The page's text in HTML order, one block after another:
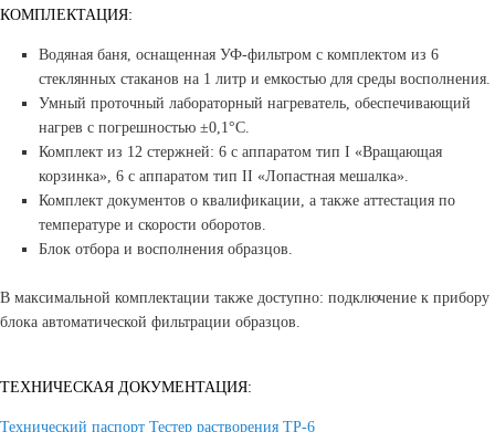
КОМПЛЕКТАЦИЯ:
Водяная баня, оснащенная УФ-фильтром с комплектом из 6
стеклянных стаканов на 1 литр и емкостью для среды восполнения.
Умный проточный лабораторный нагреватель, обеспечивающий
нагрев с погрешностью ±0,1°C.
Комплект из 12 стержней: 6 с аппаратом тип I «Вращающая
корзинка», 6 с аппаратом тип II «Лопастная мешалка».
Комплект документов о квалификации, а также аттестация по
температуре и скорости оборотов.
Блок отбора и восполнения образцов.
В максимальной комплектации также доступно: подключение к прибору
блока автоматической фильтрации образцов.
ТЕХНИЧЕСКАЯ ДОКУМЕНТАЦИЯ:
Технический паспорт Тестер растворения ТР-6